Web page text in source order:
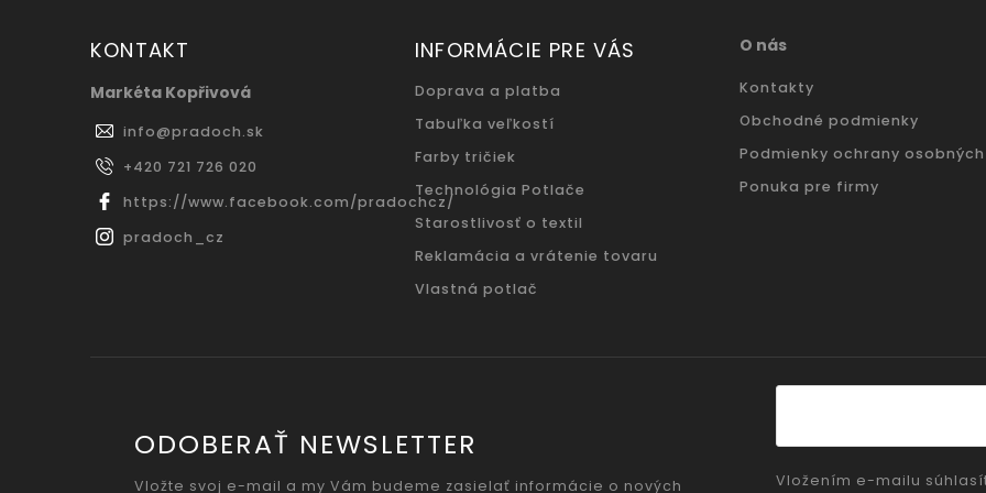
KONTAKT
Markéta Kopřivová
info@pradoch.sk
+420 721 726 020
https://www.facebook.com/pradochcz/
pradoch_cz
INFORMÁCIE PRE VÁS
Doprava a platba
Tabuľka veľkostí
Farby tričiek
Technológia Potlače
Starostlivosť o textil
Reklamácia a vrátenie tovaru
Vlastná potlač
O nás
Kontakty
Obchodné podmienky
Podmienky ochrany
Ponuka pre firmy
ODOBERAŤ NEWSLETTER
Vložte svoj e-mail a my Vám budeme zasielať informácie o nových
Vložením e-mailu